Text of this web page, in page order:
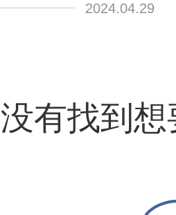
2024.04.29
没有找到想